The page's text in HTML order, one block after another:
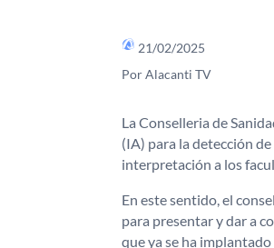
21/02/2025
Por Alacanti TV
La Conselleria de
(IA) para la detección
interpretación a los
En este sentido, el
para presentar y dar a
que ya se ha